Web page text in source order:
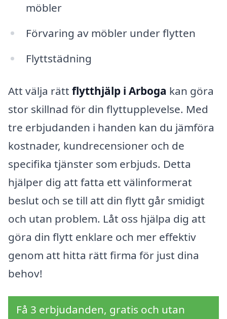
möbler
Förvaring av möbler under flytten
Flyttstädning
Att välja rätt flytthjälp i Arboga kan göra
stor skillnad för din flyttupplevelse. Med
tre erbjudanden i handen kan du jämföra
kostnader, kundrecensioner och de
specifika tjänster som erbjuds. Detta
hjälper dig att fatta ett välinformerat
beslut och se till att din flytt går smidigt
och utan problem. Låt oss hjälpa dig att
göra din flytt enklare och mer effektiv
genom att hitta rätt firma för just dina
behov!
Få 3 erbjudanden, gratis och utan